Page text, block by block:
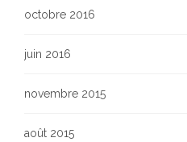
octobre 2016
juin 2016
novembre 2015
août 2015